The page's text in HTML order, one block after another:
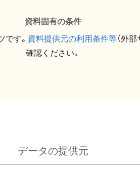
資料固有の条件
す。 資料提供元の利用条件等（外
確認ください。
データの提供元